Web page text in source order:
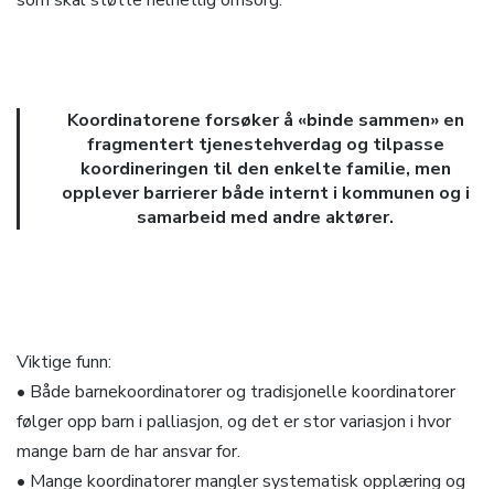
Koordinatorene forsøker å «binde sammen» en
fragmentert tjenestehverdag og tilpasse
koordineringen til den enkelte familie, men
opplever barrierer både internt i kommunen og i
samarbeid med andre aktører.
Viktige funn:
• Både barnekoordinatorer og tradisjonelle koordinatorer
følger opp barn i palliasjon, og det er stor variasjon i hvor
mange barn de har ansvar for.
• Mange koordinatorer mangler systematisk opplæring og